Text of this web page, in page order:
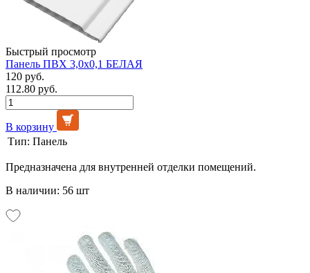
Быстрый просмотр
Панель ПВХ 3,0х0,1 БЕЛАЯ
120 руб.
112.80 руб.
В корзину
Тип: Панель
Предназначена для внутренней отделки помещений.
В наличии: 56 шт